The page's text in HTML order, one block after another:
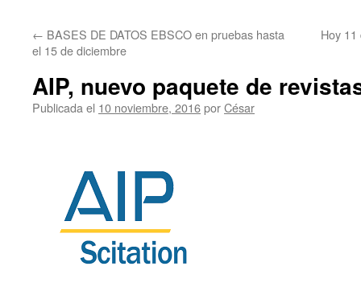
← BASES DE DATOS EBSCO en pruebas hasta
el 15 de diciembre
Hoy
AIP, nuevo paquete de
Publicada el 10 noviembre, 2016porCésar